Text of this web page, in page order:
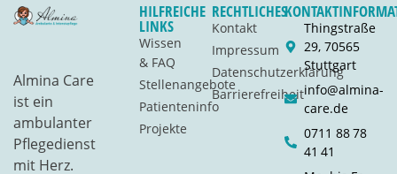
Almina Care
ist ein
ambulanter
Pflegedienst
mit Herz.
HILFREICHE
LINKS
Wissen
& FAQ
Stellenangebote
Patienteninfo
Projekte
RECHTLICHES
Kontakt
Impressum
Datenschutzerklärung
Barrierefreiheit
Thingstraße
29, 70565
Stuttgart
info@almina-
care.de
0711 88 78
41 41